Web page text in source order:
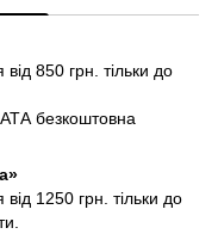
850 грн. тільки до
безкоштовна
1250 грн. тільки до